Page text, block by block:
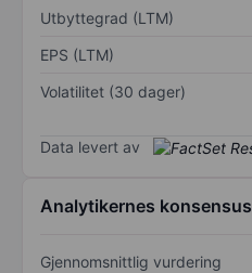
Utbyttegrad (LTM)
EPS (LTM)
Volatilitet (30 dager)
Data levert av
Analytikernes konsensus
Gjennomsnittlig vurdering